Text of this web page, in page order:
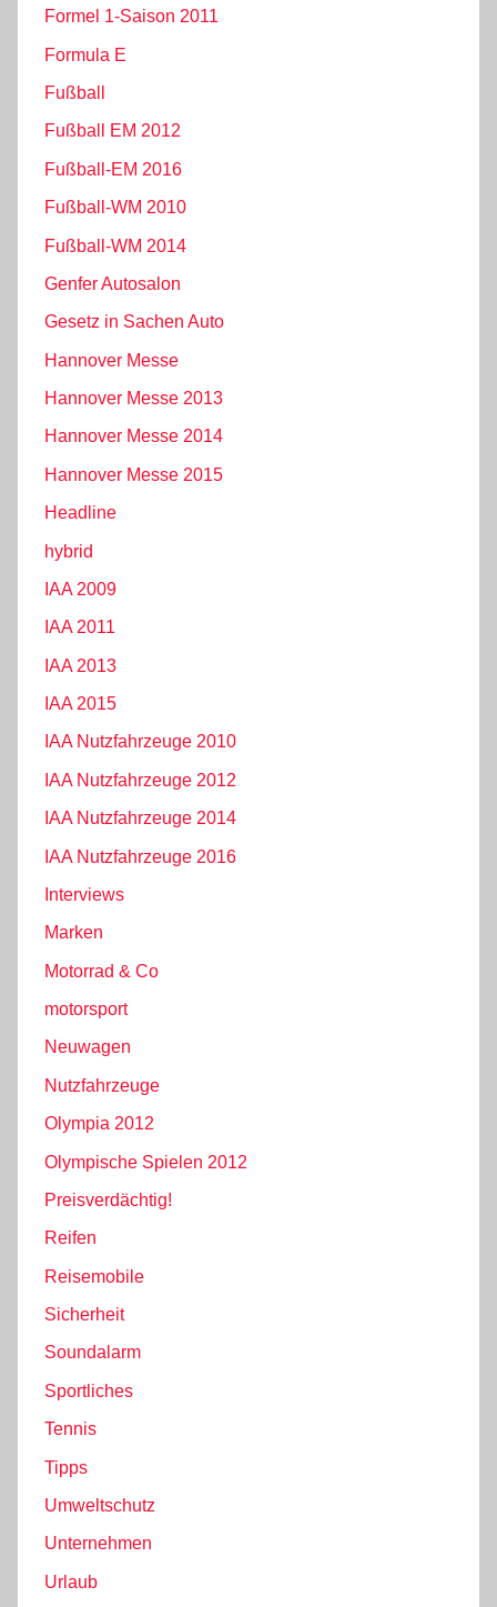
Formel 1-Saison 2011
Formula E
Fußball
Fußball EM 2012
Fußball-EM 2016
Fußball-WM 2010
Fußball-WM 2014
Genfer Autosalon
Gesetz in Sachen Auto
Hannover Messe
Hannover Messe 2013
Hannover Messe 2014
Hannover Messe 2015
Headline
hybrid
IAA 2009
IAA 2011
IAA 2013
IAA 2015
IAA Nutzfahrzeuge 2010
IAA Nutzfahrzeuge 2012
IAA Nutzfahrzeuge 2014
IAA Nutzfahrzeuge 2016
Interviews
Marken
Motorrad & Co
motorsport
Neuwagen
Nutzfahrzeuge
Olympia 2012
Olympische Spielen 2012
Preisverdächtig!
Reifen
Reisemobile
Sicherheit
Soundalarm
Sportliches
Tennis
Tipps
Umweltschutz
Unternehmen
Urlaub